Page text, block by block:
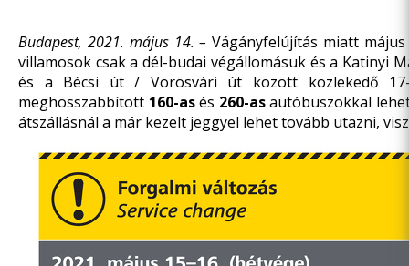
Budapest, 2021. május 14. – Vágányfelújítás miatt
villamosok csak a dél-budai végállomásuk és a
és a Bécsi út / Vörösvári út között közlekedő
meghosszabbított 160-as és 260-as autóbuszokkal
átszállásnál a már kezelt jeggyel lehet tovább utazni,